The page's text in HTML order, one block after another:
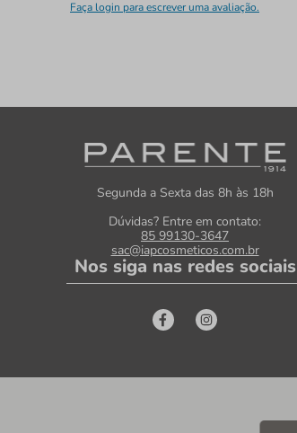
Faça login para escrever uma avaliação.
Segunda a Sexta das 8h às 18h
Dúvidas? Entre em contato:
85 99130-3647
sac@iapcosmeticos.com.br
Nos siga nas redes sociais